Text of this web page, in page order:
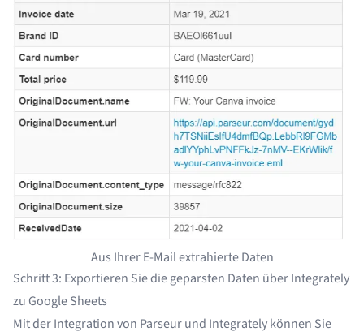
Aus Ihrer E-Mail extrahierte Daten
Schritt 3: Exportieren Sie die geparsten Daten über Integrately
zu Google Sheets
Mit der Integration von Parseur und Integrately können Sie